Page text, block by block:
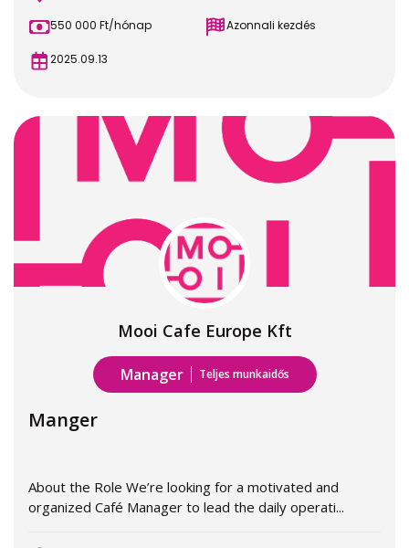
550 000 Ft/hónap Azonnali kezdés
2025.09.13
Mooi Cafe Europe Kft
Manager Teljes munkaidős
Manger
About the Role We’re looking for a motivated and
organized Café Manager to lead the daily operati...